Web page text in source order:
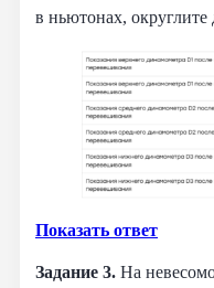
в ньютонах, округлите
Показать ответ
Задание 3. На